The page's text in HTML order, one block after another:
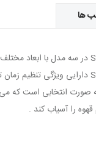
ها
انتخابی است که می